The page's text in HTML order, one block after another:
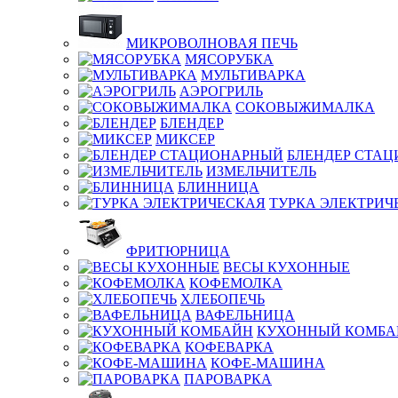
МИКРОВОЛНОВАЯ ПЕЧЬ
МЯСОРУБКА
МУЛЬТИВАРКА
АЭРОГРИЛЬ
СОКОВЫЖИМАЛКА
БЛЕНДЕР
МИКСЕР
БЛЕНДЕР
ИЗМЕЛЬЧИТЕЛЬ
БЛИННИЦА
ТУРКА
ФРИТЮРНИЦА
ВЕСЫ КУХОННЫЕ
КОФЕМОЛКА
ХЛЕБОПЕЧЬ
ВАФЕЛЬНИЦА
КУХОННЫЙ
КОФЕВАРКА
КОФЕ-МАШИНА
ПАРОВАРКА